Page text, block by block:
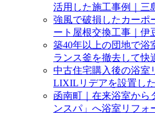
活用した施工事例｜三
強風で破損したカーポ
ート屋根交換工事｜伊
築40年以上の団地で浴
ランス釜を撤去して快
中古住宅購入後の浴室
LIXILリデアを設置し
函南町｜在来浴室から
ンスパ」へ浴室リフォ